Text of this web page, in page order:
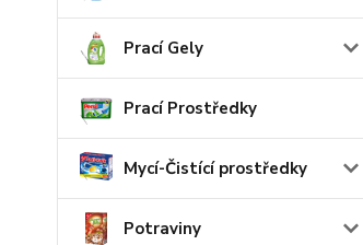
Prací Gely
Prací Prostředky
Mycí-Čistící prostředky
Potraviny